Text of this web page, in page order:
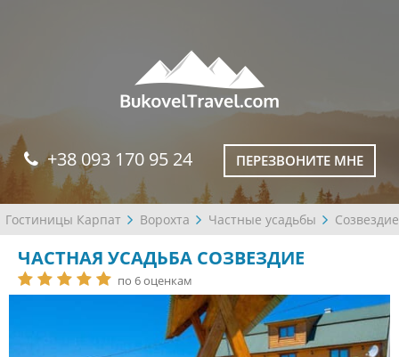
+38 093 170 95 24 ПЕРЕЗВОНИТЕ МНЕ
Гостиницы Карпат Ворохта Частные усадьбы Созвездие
ЧАСТНАЯ УСАДЬБА СОЗВЕЗДИЕ
по 6 оценкам